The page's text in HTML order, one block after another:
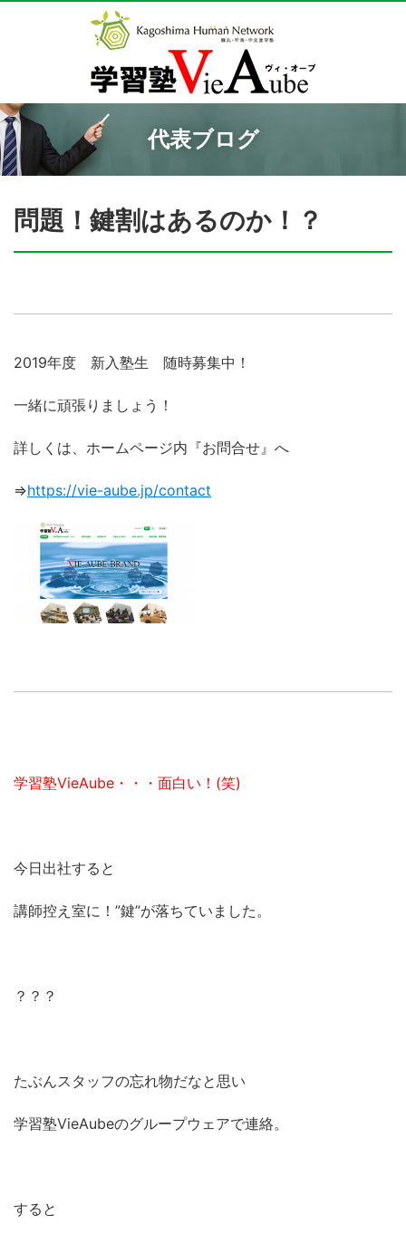
代表ブログ
問題！鍵割はあるのか！？
2019年度 新入塾生 随時募集中！
一緒に頑張りましょう！
詳しくは、ホームページ内『お問合せ』へ
⇒https://vie-aube.jp/contact
学習塾VieAube・・・面白い！(笑)
今日出社すると
講師控え室に！”鍵”が落ちていました。
？？？
たぶんスタッフの忘れ物だなと思い
学習塾VieAubeのグループウェアで連絡。
すると